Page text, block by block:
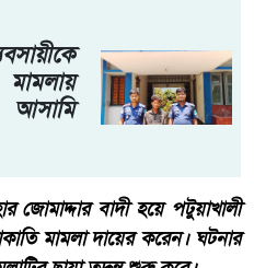
বাদী হয়ে পটুয়াখালী
মামলা দায়ের করেন। ঘটনার